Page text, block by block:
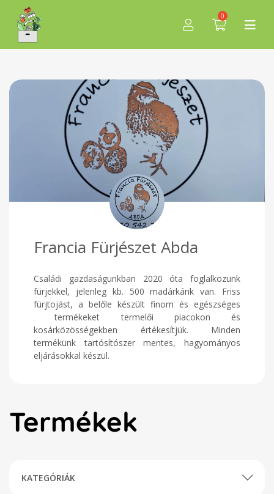
0
Francia Fürjészet Abda
Családi gazdaságunkban 2020 óta foglalkozunk
fürjekkel, jelenleg kb. 500 madárkánk van. Friss
fürjtojást, a belőle készült finom és egészséges
termékeket termelői piacokon és
kosárközösségekben értékesítjük. Minden
termékünk tartósítószer mentes, hagyományos
eljárásokkal készül.
Termékek
KATEGÓRIÁK